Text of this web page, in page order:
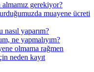
gerekiyor?
muayene ücreti
yaparım?
ne yapmalıyım?
olmama rağmen
neden kayıt